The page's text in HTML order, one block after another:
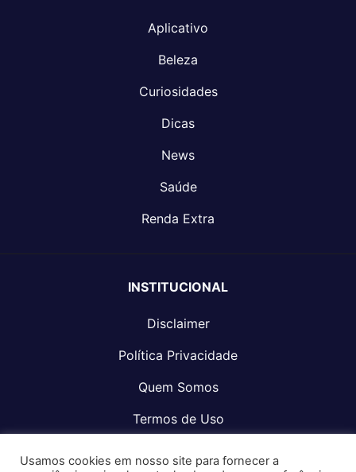
Aplicativo
Beleza
Curiosidades
Dicas
News
Saúde
Renda Extra
INSTITUCIONAL
Disclaimer
Política Privacidade
Quem Somos
Termos de Uso
Usamos cookies em nosso site para fornecer a